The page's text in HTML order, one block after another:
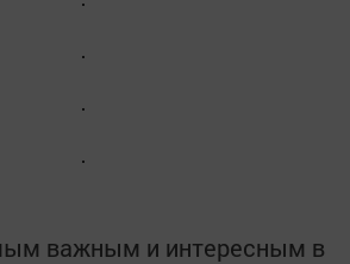
важным и интересным в